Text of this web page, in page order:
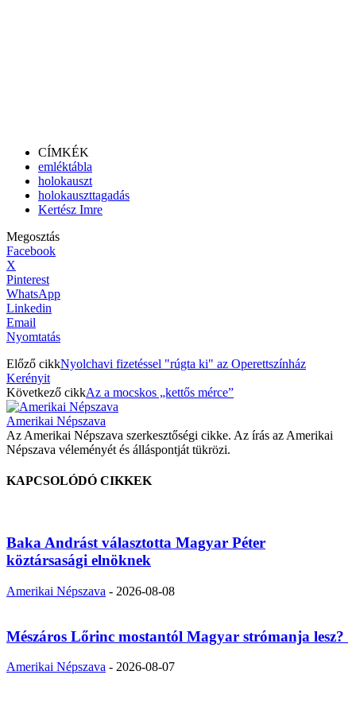
CÍMKÉK
emléktábla
holokauszt
holokauszttagadás
Kertész Imre
Megosztás
Facebook
X
Pinterest
WhatsApp
Linkedin
Email
Nyomtatás
Előző cikkNyolchavi fizetéssel "rúgta ki" az Operettszínház
Kerényit
Következő cikkAz a mocskos „kettős mérce”
Amerikai Népszava
Az Amerikai Népszava szerkesztőségi cikke. Az írás az Amerikai
Népszava véleményét és álláspontját tükrözi.
KAPCSOLÓDÓ CIKKEK
Baka Andrást választotta Magyar Péter
köztársasági elnöknek
Amerikai Népszava - 2026-08-08
Mészáros Lőrinc mostantól Magyar strómanja lesz?
Amerikai Népszava - 2026-08-07